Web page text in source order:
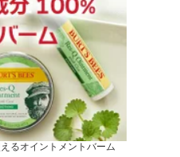
るオイントメントバーム